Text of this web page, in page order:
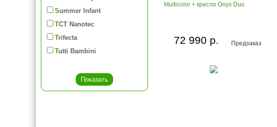
Summer Infant
TCT Nanotec
Trifecta
Tutti Bambini
Multicolor + кресло Onyx Duo
Предзаказ
72 990 р.